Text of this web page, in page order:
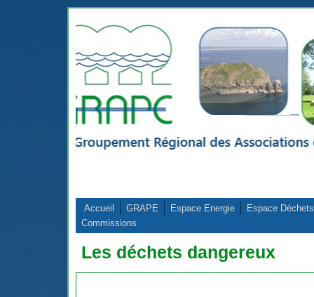
Accueil GRAPE Espace Energie
Espace Déchets
Commissions
Les déchets dangereux